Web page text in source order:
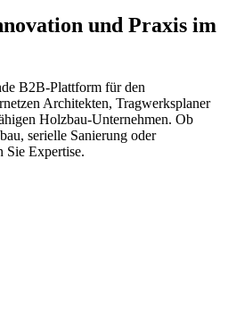
und Praxis im
B2B-Plattform für den
Architekten, Tragwerksplaner
Holzbau-Unternehmen. Ob
serielle Sanierung oder
Sie Expertise.